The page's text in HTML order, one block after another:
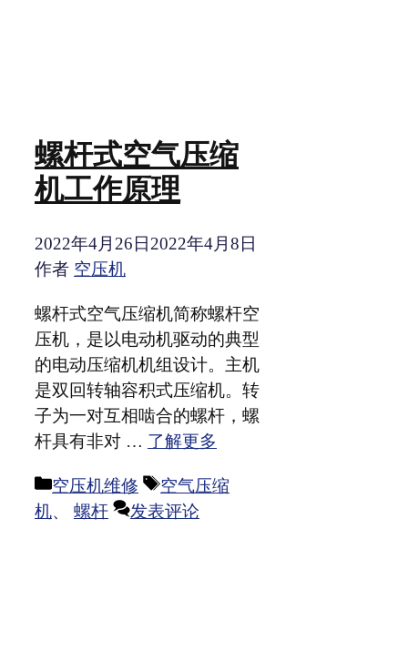
螺杆式空气压缩
机工作原理
2022年4月26日2022年4月8日
作者 空压机
螺杆式空气压缩机简称螺杆空
压机，是以电动机驱动的典型
的电动压缩机机组设计。主机
是双回转轴容积式压缩机。转
子为一对互相啮合的螺杆，螺
杆具有非对 … 了解更多
分
空压机维修
标
签
空气压缩
机、 螺杆 发表评论